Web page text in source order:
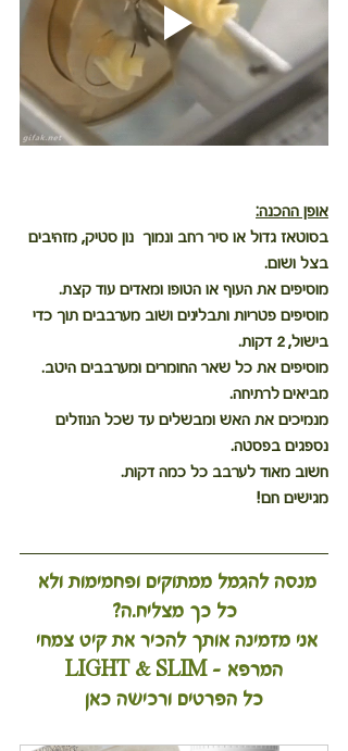
אופן ההכנה:
בסוטאז גדול או סיר רחב ונמוך  נון סטיק, מזהיבים
בצל ושום.
מוסיפים את העוף או הטופו ומאדים עוד קצת.
מוסיפים פטריות ותבלינים ושוב מערבבים תוך כדי
בישול, 2 דקות.
מוסיפים את כל שאר החומרים ומערבבים היטב.
מביאים לרתיחה.
מנמיכים את האש ומבשלים עד שכל הנוזלים
נספגים בפסטה.
חשוב מאוד לערבב כל כמה דקות.
מגישים חם!
מנסה להגמל ממתוקים ופחמימות ולא
כל כך מצליח.ה?
אני מזמינה אותך להכיר את קיט צמחי
המרפא - LIGHT & SLIM
כל הפרטים ורכישה כאן